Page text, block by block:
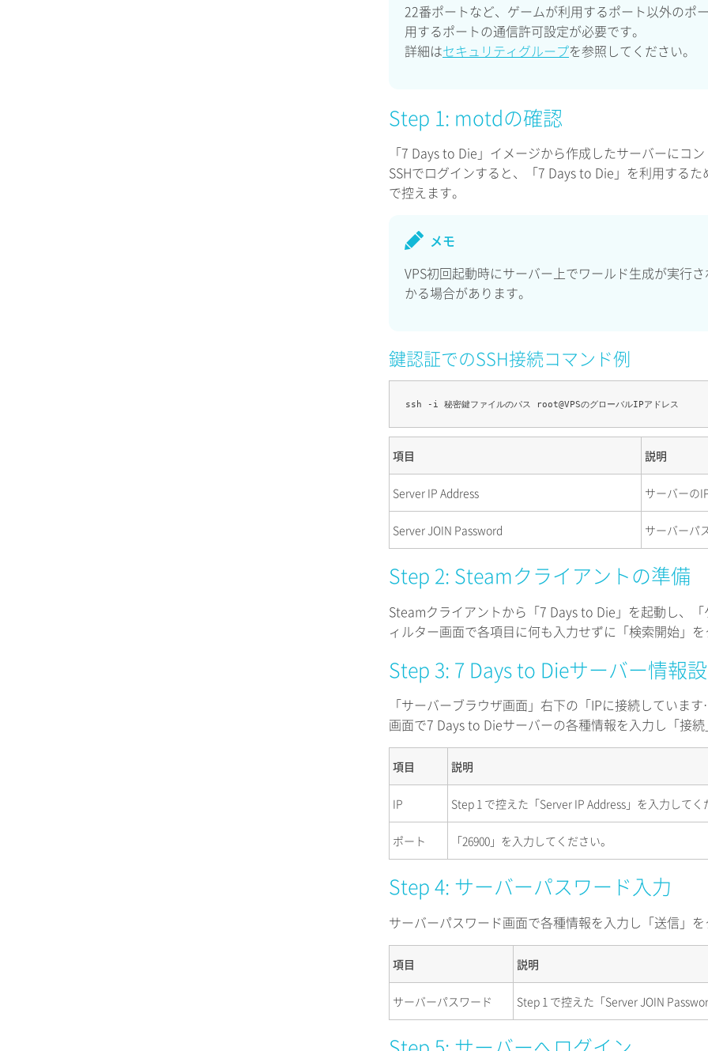
22番ポートなど、ゲームが利用するポート以外のポ
用するポートの通信許可設定が必要です。
詳細はセキュリティグループを参照してください。
Step 1: motdの確認
「7 Days to Die」イメージから作成したサーバーにコ
SSHでログインすると、「7 Days to Die」を利用する
で控えます。
メモ
VPS初回起動時にサーバー上でワールド生成が実行
かる場合があります。
鍵認証でのSSH接続コマンド例
ssh -i 秘密鍵ファイルのパス root@VPSのグローバルIPアドレス
項目 説明
Server IP Address サーバーの
Server JOIN Password サーバーパ
Step 2: Steamクライアントの準備
Steamクライアントから「7 Days to Die」を起動し、
ィルター画面で各項目に何も入力せずに「検索開始」
Step 3: 7 Days to Dieサーバー情報
「サーバーブラウザ画面」右下の「IPに接続していま
画面で7 Days to Dieサーバーの各種情報を入力し「接
項目 説明
IP Step 1 で控えた「Server IP Address」を入力してく
ポート 「26900」を入力してください。
Step 4: サーバーパスワード入力
サーバーパスワード画面で各種情報を入力し「送信」
項目 説明
サーバーパスワード Step 1 で控えた「Server JOIN